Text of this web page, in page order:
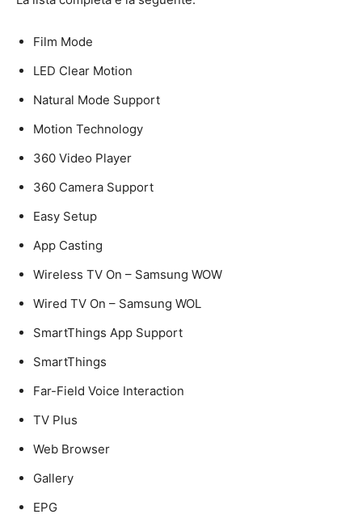
Film Mode
LED Clear Motion
Natural Mode Support
Motion Technology
360 Video Player
360 Camera Support
Easy Setup
App Casting
Wireless TV On – Samsung WOW
Wired TV On – Samsung WOL
SmartThings App Support
SmartThings
Far-Field Voice Interaction
TV Plus
Web Browser
Gallery
EPG